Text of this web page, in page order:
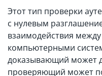
Этот тип проверки
с нулевым
взаимодействия
компьютерными
доказывающий может
проверяющий может